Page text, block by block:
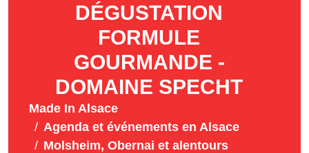
DÉGUSTATION
FORMULE
GOURMANDE -
DOMAINE SPECHT
Made In Alsace
Agenda et événements en Alsace
Molsheim, Obernai et alentours